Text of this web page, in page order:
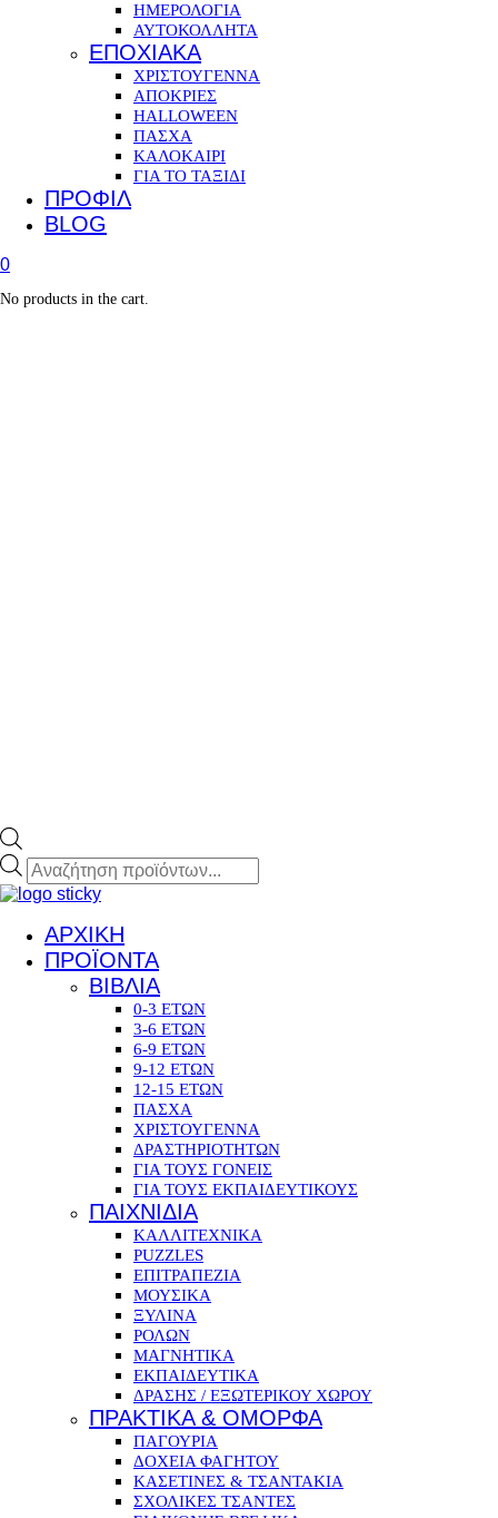
ΗΜΕΡΟΛΟΓΙΑ
ΑΥΤΟΚΟΛΛΗΤΑ
ΕΠΟΧΙΑΚΑ
ΧΡΙΣΤΟΥΓΕΝΝΑ
ΑΠΟΚΡΙΕΣ
HALLOWEEN
ΠΑΣΧΑ
ΚΑΛΟΚΑΙΡΙ
ΓΙΑ ΤΟ ΤΑΞΙΔΙ
ΠΡΟΦΙΛ
BLOG
0
No products in the cart.
ΑΡΧΙΚΗ
ΠΡΟΪΟΝΤΑ
ΒΙΒΛΙΑ
0-3 ΕΤΩΝ
3-6 ΕΤΩΝ
6-9 ΕΤΩΝ
9-12 ΕΤΩΝ
12-15 ΕΤΩΝ
ΠΑΣΧΑ
ΧΡΙΣΤΟΥΓΕΝΝΑ
ΔΡΑΣΤΗΡΙΟΤΗΤΩΝ
ΓΙΑ ΤΟΥΣ ΓΟΝΕΙΣ
ΓΙΑ ΤΟΥΣ ΕΚΠΑΙΔΕΥΤΙΚΟΥΣ
ΠΑΙΧΝΙΔΙΑ
ΚΑΛΛΙΤΕΧΝΙΚΑ
PUZZLES
ΕΠΙΤΡΑΠΕΖΙΑ
ΜΟΥΣΙΚΑ
ΞΥΛΙΝΑ
ΡΟΛΩΝ
ΜΑΓΝΗΤΙΚΑ
ΕΚΠΑΙΔΕΥΤΙΚΑ
ΔΡΑΣΗΣ / ΕΞΩΤΕΡΙΚΟΥ ΧΩΡΟΥ
ΠΡΑΚΤΙΚΑ & ΟΜΟΡΦΑ
ΠΑΓΟΥΡΙΑ
ΔΟΧΕΙΑ ΦΑΓΗΤΟΥ
ΚΑΣΕΤΙΝΕΣ & ΤΣΑΝΤΑΚΙΑ
ΣΧΟΛΙΚΕΣ ΤΣΑΝΤΕΣ